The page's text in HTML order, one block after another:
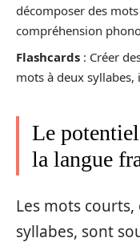
décomposer des
compréhension
Flashcards : Créer
mots à deux syllabes,
Le
la langue
Les mots
syllabes, sont